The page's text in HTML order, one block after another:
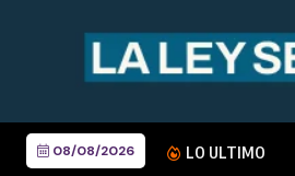
08/08/2026 LO ULTIMO